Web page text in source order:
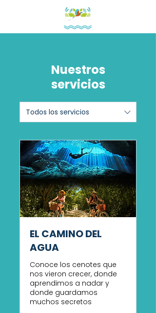
Nuestros
servicios
Todos los servicios
EL CAMINO DEL
AGUA
Conoce los cenotes que
nos vieron crecer, donde
aprendimos a nadar y
donde guardamos
muchos secretos